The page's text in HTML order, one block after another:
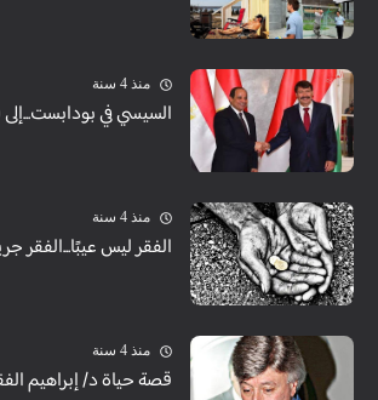
منذ 4 سنة
السيسي في بودابست...إلى
منذ 4 سنة
الفقر ليس عيبًا...الفقر جريمة
منذ 4 سنة
قصة حياة د/ إبراهيم